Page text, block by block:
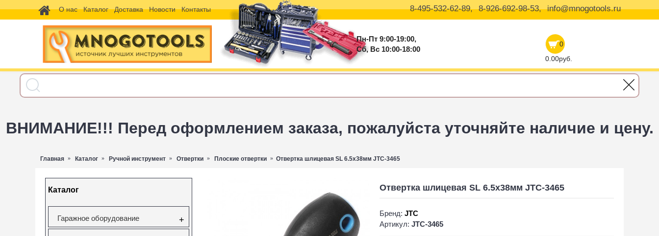
О нас Каталог Доставка Новости Контакты 8-495-532-62-89, 8-926-692-98-53, info@mnogotools.ru
Пн-Пт 9:00-19:00,
Сб, Вс 10:00-18:00
0
0.00руб.
ВНИМАНИЕ!!! Перед оформлением заказа, пожалуйста уточняйте наличие и цену.
Главная Каталог Ручной инструмент Отвертки Плоские отвертки Отвертка шлицевая SL 6.5х38мм JTC-3465
Каталог
Гаражное оборудование +
Отвертка шлицевая SL 6.5х38мм JTC-3465
Бренд: JTC
Артикул: JTC-3465